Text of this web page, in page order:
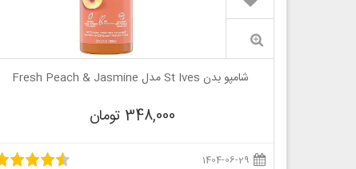
شامپو بدن St Ives مدل Fresh Peach & Jasmine
348,000 تومان